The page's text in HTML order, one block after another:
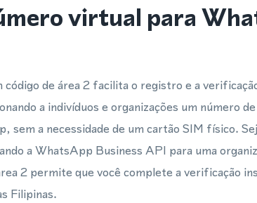
virtual para
de área 2 facilita o registro e a
a indivíduos e organizações um número
sem a necessidade de um cartão SIM físico.
a WhatsApp Business API para uma
2 permite que você complete a verificação
Filipinas.